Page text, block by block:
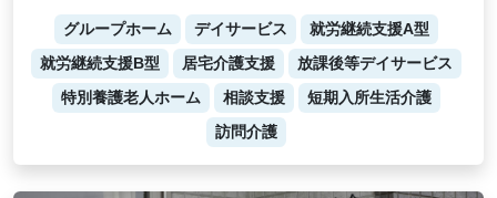
グループホーム デイサービス
就労継続支援A型
就労継続支援B型
居宅介護支援
放課後等デイサービス
特別養護老人ホーム
相談支援
短期入所生活介護
訪問介護